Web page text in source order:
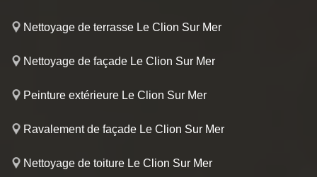
Nettoyage de terrasse Le Clion Sur Mer
Nettoyage de façade Le Clion Sur Mer
Peinture extérieure Le Clion Sur Mer
Ravalement de façade Le Clion Sur Mer
Nettoyage de toiture Le Clion Sur Mer